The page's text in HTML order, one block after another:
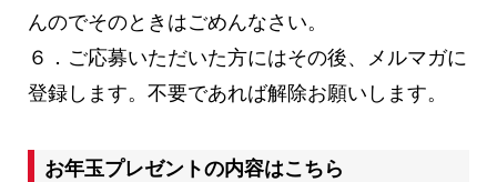
んのでそのときはごめんなさい。
６．ご応募いただいた方にはその後、メルマガに
登録します。不要であれば解除お願いします。
お年玉プレゼントの内容はこちら